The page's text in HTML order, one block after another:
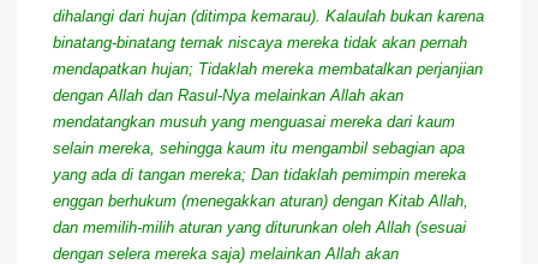
dihalangi dari hujan (ditimpa kemarau). Kalaulah bukan karena
binatang-binatang ternak niscaya mereka tidak akan pernah
mendapatkan hujan; Tidaklah mereka membatalkan perjanjian
dengan Allah dan Rasul-Nya melainkan Allah akan
mendatangkan musuh yang menguasai mereka dari kaum
selain mereka, sehingga kaum itu mengambil sebagian apa
yang ada di tangan mereka; Dan tidaklah pemimpin mereka
enggan berhukum (menegakkan aturan) dengan Kitab Allah,
dan memilih-milih aturan yang diturunkan oleh Allah (sesuai
dengan selera mereka saja) melainkan Allah akan